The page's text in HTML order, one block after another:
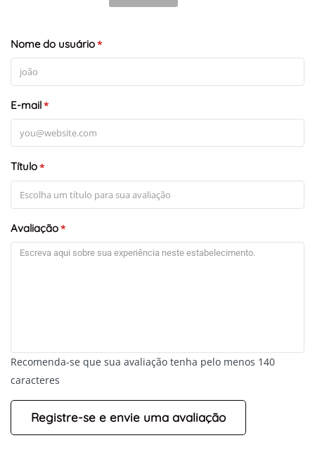
Leaflet
Nome do usuário*
E-mail*
Título*
Avaliação*
Recomenda-se que sua avaliação tenha pelo menos 140
caracteres